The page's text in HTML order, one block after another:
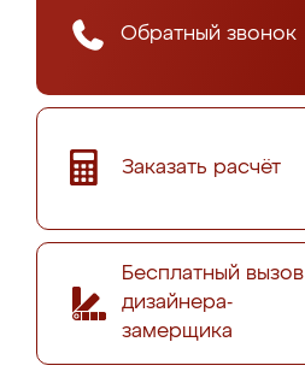
Обратный звонок
Заказать расчёт
Бесплатный вызов
дизайнера-
замерщика